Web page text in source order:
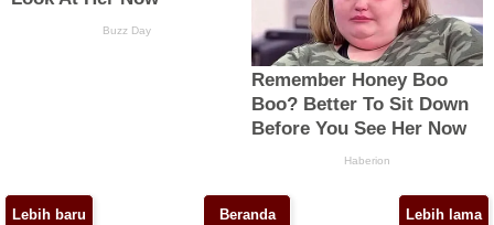
Lebih baru Lebih lama
Beranda